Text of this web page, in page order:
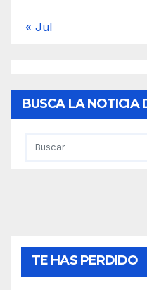
« Jul
BUSCA LA NOTICIA
TE HAS PERDIDO